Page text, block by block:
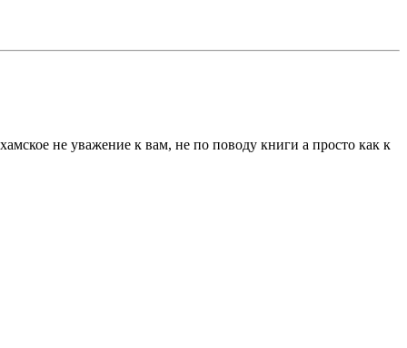
не уважение к вам, не по поводу книги а просто как к